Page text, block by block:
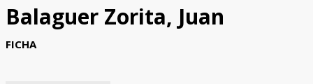
Búsqueda Dinámica
Búsqueda Avanzada
Filtros A-Z
Balaguer Zorita, Juan
FICHA